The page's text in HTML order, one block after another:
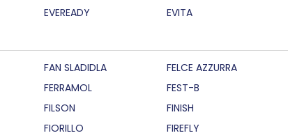
EVEREADY EVITA
FAN SLADIDLA FELCE AZZURRA
FERRAMOL FEST-B
FILSON FINISH
FIORILLO FIREFLY